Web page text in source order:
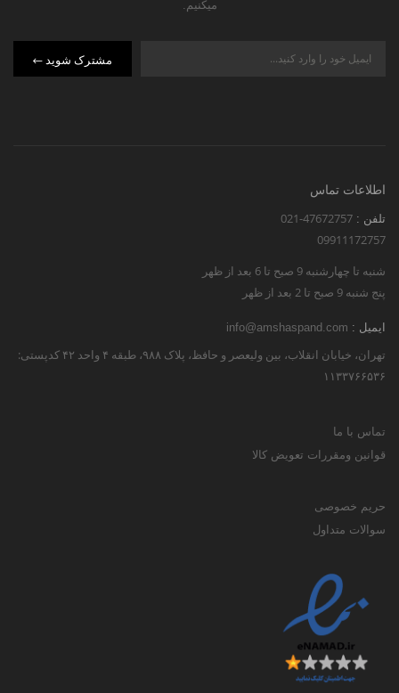
میکنیم.
مشترک شوید
اطلاعات تماس
تلفن : 021-47672757
09911172757
شنبه تا چهارشنبه 9 صبح تا 6 بعد از ظهر
پنج شنبه 9 صبح تا 2 بعد از ظهر
ایمیل : info@amshaspand.com
تهران، خیابان انقلاب، بین ولیعصر و حافظ، پلاک ۹۸۸، طبقه ۴ واحد ۴۲ کدپستی:
۱۱۳۳۷۶۶۵۳۶
تماس با ما
قوانین ومقررات تعویض کالا
حریم خصوصی
سوالات متداول